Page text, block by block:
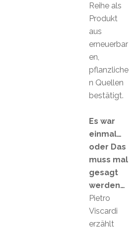
Reihe als
Produkt
aus
erneuerbar
en,
pflanzliche
n Quellen
bestätigt.
Es war
einmal…
oder Das
muss mal
gesagt
werden…
Pietro
Viscardi
erzählt